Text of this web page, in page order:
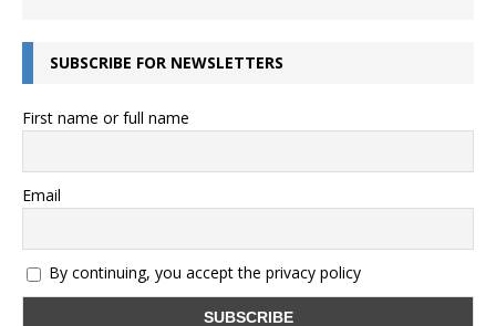
SUBSCRIBE FOR NEWSLETTERS
First name or full name
Email
By continuing, you accept the privacy policy